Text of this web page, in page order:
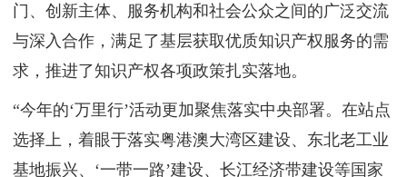
门、创新主体、服务机构和社会公众之间的广泛交流
与深入合作，满足了基层获取优质知识产权服务的需
求，推进了知识产权各项政策扎实落地。
“今年的‘万里行’活动更加聚焦落实中央部署。在站点
选择上，着眼于落实粤港澳大湾区建设、东北老工业
基地振兴、‘一带一路’建设、长江经济带建设等国家